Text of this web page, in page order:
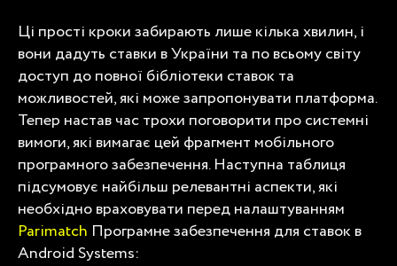
Ці прості кроки забирають лише кілька хвилин, і
вони дадуть ставки в України та по всьому світу
доступ до повної бібліотеки ставок та
можливостей, які може запропонувати платформа.
Тепер настав час трохи поговорити про системні
вимоги, які вимагає цей фрагмент мобільного
програмного забезпечення. Наступна таблиця
підсумовує найбільш релевантні аспекти, які
необхідно враховувати перед налаштуванням
Parimatch Програмне забезпечення для ставок в
Android Systems: